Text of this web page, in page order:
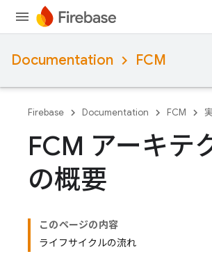
Documentation FCM
Firebase Documentation FCM
FCM アーキテ
の概要
このページの内容
ライフサイクルの流れ